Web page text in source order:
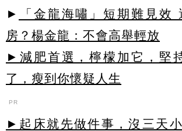
►
「金龍海嘯」短期難見效
房？楊金龍：不會高舉輕放
►減肥首選，檸檬加它，堅
了，瘦到你懷疑人生
PR
►起床就先做件事，沒三天